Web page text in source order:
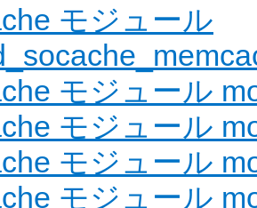
モジュール
モジュール
モジュール
モジュール
モジュール